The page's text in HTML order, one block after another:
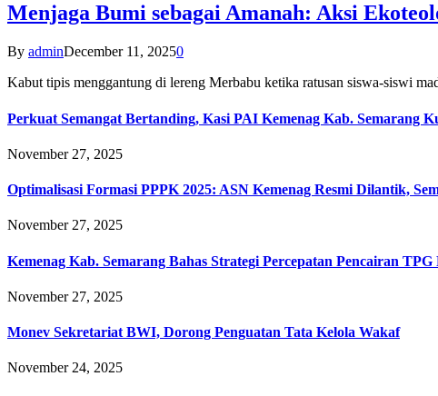
Menjaga Bumi sebagai Amanah: Aksi
By adminDecember 11, 20250
Kabut tipis menggantung di lereng Merbabu ketika ratusan siswa-siswi
Perkuat Semangat Bertanding, Kasi PAI Kemenag Kab. Semarang
November 27, 2025
Optimalisasi Formasi PPPK 2025: ASN Kemenag Resmi Dilantik,
November 27, 2025
Kemenag Kab. Semarang Bahas Strategi Percepatan Pencairan
November 27, 2025
Monev Sekretariat BWI, Dorong Penguatan Tata Kelola Wakaf
November 24, 2025